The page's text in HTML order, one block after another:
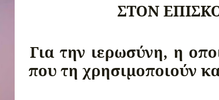
ΣΤΟΝ
Για την ιερωσύνη, η
που τη χρησιμοποιούν